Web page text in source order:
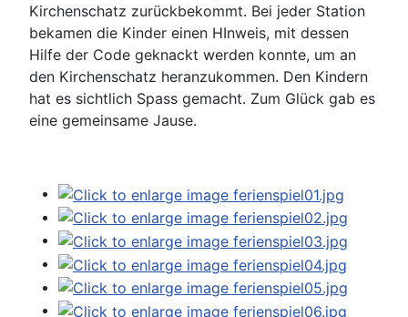
Kirchenschatz zurückbekommt. Bei jeder Station
bekamen die Kinder einen HInweis, mit dessen
Hilfe der Code geknackt werden konnte, um an
den Kirchenschatz heranzukommen. Den Kindern
hat es sichtlich Spass gemacht. Zum Glück gab es
eine gemeinsame Jause.